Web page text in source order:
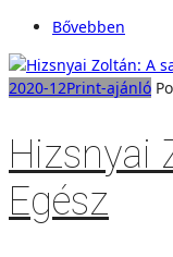
Bővebben
2020-12Print-ajánló
Hizsnyai
Egész